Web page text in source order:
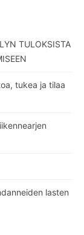
TULOKSISTA
tukea ja tilaa
lasten